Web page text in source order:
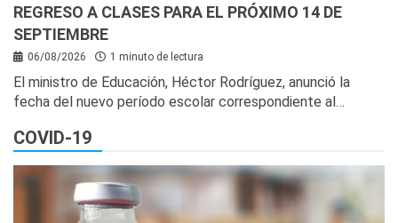
REGRESO A CLASES PARA EL PRÓXIMO 14 DE
SEPTIEMBRE
06/08/2026 1 minuto de lectura
El ministro de Educación, Héctor Rodríguez, anunció la
fecha del nuevo período escolar correspondiente al…
COVID-19